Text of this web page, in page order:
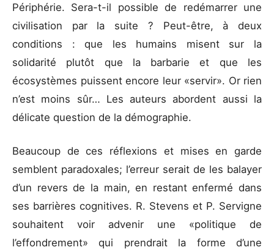
Périphérie. Sera-t-il possible de redémarrer une
civilisation par la suite ? Peut-être, à deux
conditions : que les humains misent sur la
solidarité plutôt que la barbarie et que les
écosystèmes puissent encore leur «servir». Or rien
n’est moins sûr… Les auteurs abordent aussi la
délicate question de la démographie.
Beaucoup de ces réflexions et mises en garde
semblent paradoxales; l’erreur serait de les balayer
d’un revers de la main, en restant enfermé dans
ses barrières cognitives. R. Stevens et P. Servigne
souhaitent voir advenir une «politique de
l’effondrement» qui prendrait la forme d’une